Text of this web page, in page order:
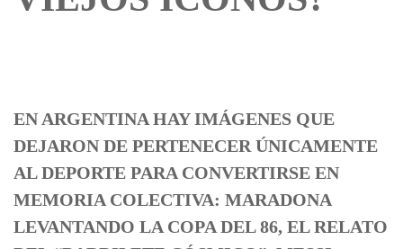
EN ARGENTINA HAY IMÁGENES QUE
DEJARON DE PERTENECER ÚNICAMENTE
AL DEPORTE PARA CONVERTIRSE EN
MEMORIA COLECTIVA: MARADONA
LEVANTANDO LA COPA DEL 86, EL RELATO